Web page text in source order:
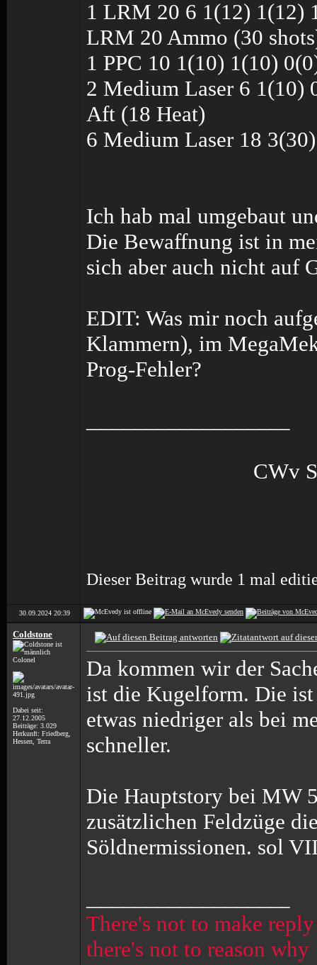
1 LRM 20 6 1(12) 1(12)
LRM 20 Ammo (30
1 PPC 10 1(10) 1(10)
2 Medium Laser 6 1(10)
Aft (18 Heat)
6 Medium Laser 18
Ich hab mal umgebaut
Die Bewaffnung ist in
sich aber auch nicht auf
EDIT: Was mir noch
Klammern), im
Prog-Fehler?
CWv
Dieser Beitrag wurde 1 mal
30.09.2024 20:39
Coldstone
Colonel
Dabei seit:
27.12.2005
Beiträge: 3.029
Herkunft: Friedberg,
Hessen, Terra
Da kommen wir der
ist die Kugelform. Die ist
etwas niedriger als bei
schneller.
Die Hauptstory bei MW
zusätzlichen Feldzüge
Söldnermissionen. sol
There's not to make reply
there's not to reason why